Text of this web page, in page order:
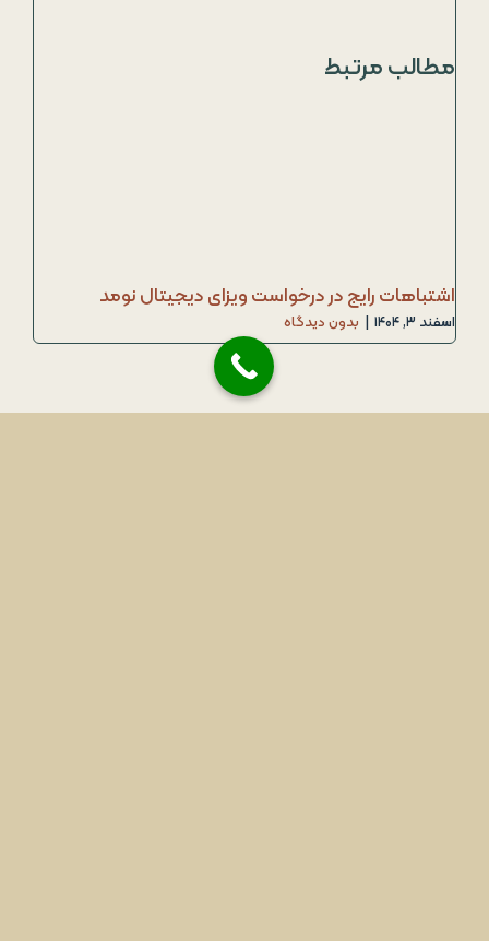
مطالب مرتبط
اشتباهات رایج در درخواست ویزای دیجیتال نومد
اسفند ۳, ۱۴۰۴ بدون دیدگاه